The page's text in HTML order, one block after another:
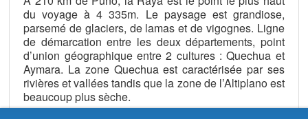
du voyage à 4 335m. Le paysage est grandiose,
parsemé de glaciers, de lamas et de vigognes. Ligne
de démarcation entre les deux départements, point
d’union géographique entre 2 cultures : Quechua et
Aymara. La zone Quechua est caractérisée par ses
rivières et vallées tandis que la zone de l’Altiplano est
beaucoup plus sèche.